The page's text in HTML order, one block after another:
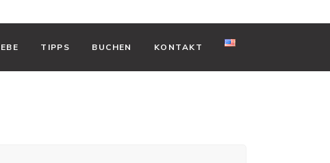
TIPPS BUCHEN KONTAKT